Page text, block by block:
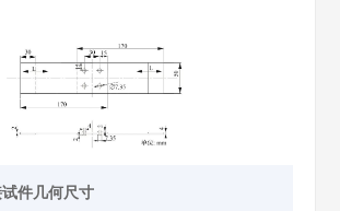
件几何尺寸